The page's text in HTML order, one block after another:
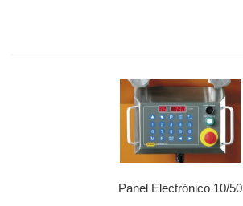
Panel Electrónico 10/50